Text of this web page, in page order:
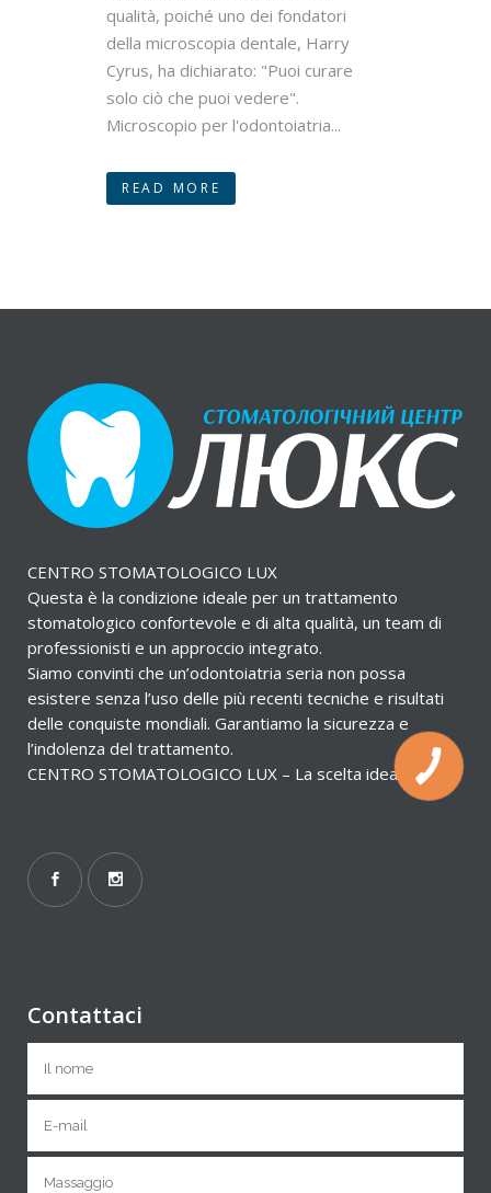
qualità, poiché uno dei fondatori
della microscopia dentale, Harry
Cyrus, ha dichiarato: "Puoi curare
solo ciò che puoi vedere".
Microscopio per l'odontoiatria...
READ MORE
CENTRO STOMATOLOGICO LUX
Questa è la condizione ideale per un trattamento
stomatologico confortevole e di alta qualità, un team di
professionisti e un approccio integrato.
Siamo convinti che un’odontoiatria seria non possa
esistere senza l’uso delle più recenti tecniche e risultati
delle conquiste mondiali. Garantiamo la sicurezza e
l’indolenza del trattamento.
CENTRO STOMATOLOGICO LUX – La scelta ideale!
Contattaci